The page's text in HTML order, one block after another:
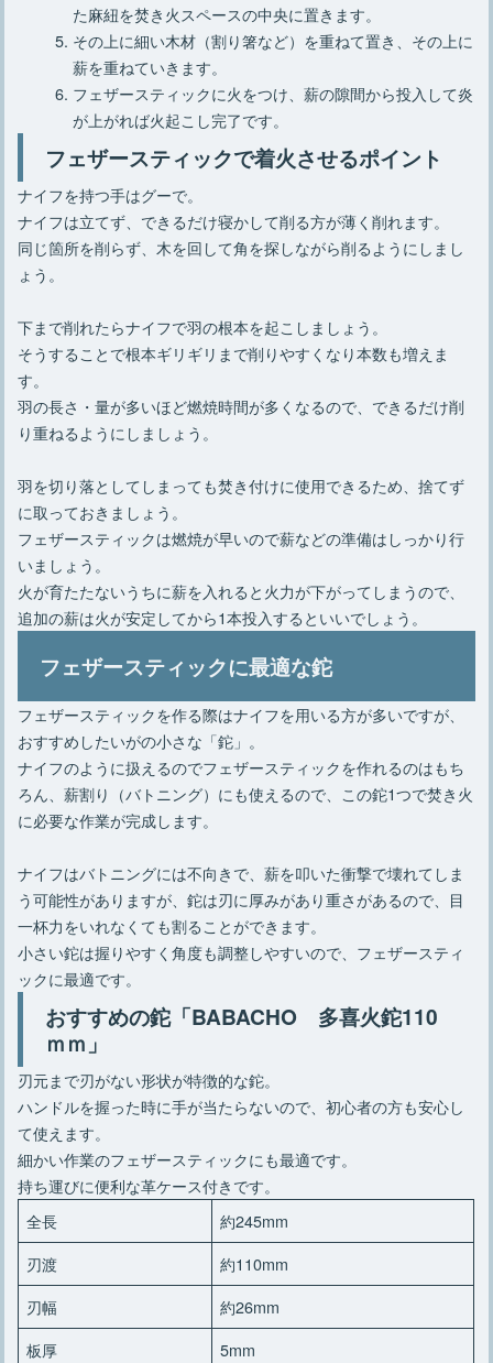
た麻紐を焚き火スペースの中央に置きます。
その上に細い木材（割り箸など）を重ねて置き、その上に
薪を重ねていきます。
フェザースティックに火をつけ、薪の隙間から投入して炎
が上がれば火起こし完了です。
フェザースティックで着火させるポイント
ナイフを持つ手はグーで。
ナイフは立てず、できるだけ寝かして削る方が薄く削れます。
同じ箇所を削らず、木を回して角を探しながら削るようにしまし
ょう。
下まで削れたらナイフで羽の根本を起こしましょう。
そうすることで根本ギリギリまで削りやすくなり本数も増えま
す。
羽の長さ・量が多いほど燃焼時間が多くなるので、できるだけ削
り重ねるようにしましょう。
羽を切り落としてしまっても焚き付けに使用できるため、捨てず
に取っておきましょう。
フェザースティックは燃焼が早いので薪などの準備はしっかり行
いましょう。
火が育たたないうちに薪を入れると火力が下がってしまうので、
追加の薪は火が安定してから1本投入するといいでしょう。
フェザースティックに最適な鉈
フェザースティックを作る際はナイフを用いる方が多いですが、
おすすめしたいがの小さな「鉈」。
ナイフのように扱えるのでフェザースティックを作れるのはもち
ろん、薪割り（バトニング）にも使えるので、この鉈1つで焚き火
に必要な作業が完成します。
ナイフはバトニングには不向きで、薪を叩いた衝撃で壊れてしま
う可能性がありますが、鉈は刃に厚みがあり重さがあるので、目
一杯力をいれなくても割ることができます。
小さい鉈は握りやすく角度も調整しやすいので、フェザースティ
ックに最適です。
おすすめの鉈「BABACHO 多喜火鉈110
ｍｍ」
刃元まで刃がない形状が特徴的な鉈。
ハンドルを握った時に手が当たらないので、初心者の方も安心し
て使えます。
細かい作業のフェザースティックにも最適です。
持ち運びに便利な革ケース付きです。
全長
約245mm
刃渡
約110mm
刃幅
約26mm
板厚
5mm